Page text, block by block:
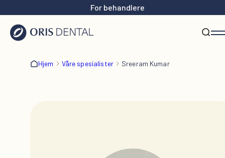
For behandlere
Hjem Våre spesialister Sreeram Kumar